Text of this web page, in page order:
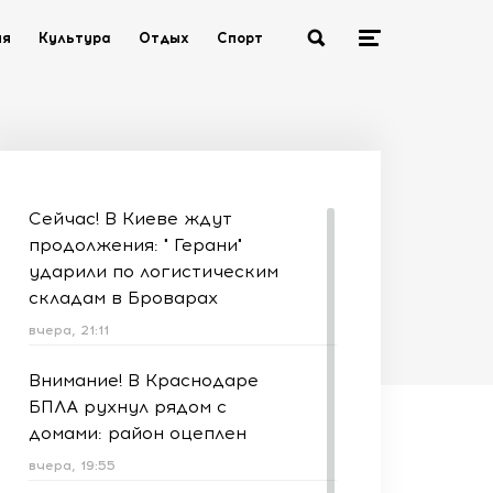
Культура Отдых Спорт
Сейчас! В Киеве ждут
продолжения: " Герани"
ударили по логистическим
складам в Броварах
вчера, 21:11
Внимание! В Краснодаре
БПЛА рухнул рядом с
домами: район оцеплен
вчера, 19:55